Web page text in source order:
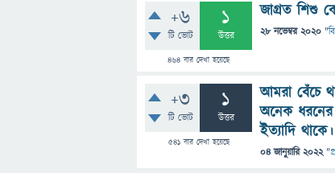
+6
টি ভোট
1
উত্তর
464 বার দেখা হয়েছে
জাগ্রত শিশু
28 নভেম্বর 2020 "
+3
টি ভোট
1
উত্তর
541বার দেখা হয়েছে
আমরা বেঁচে
অনেক ধরনের
ইত্যাদি
04 জানুয়ারি 2022 "